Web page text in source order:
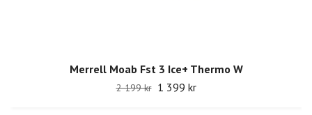
Merrell Moab Fst 3 Ice+ Thermo W
2 199 kr 1 399 kr